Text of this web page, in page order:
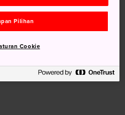
menggunakan bus.
15 menit dengan bus dari
turunlah di halte Myooin-mae.
15 menit dari sini.
Pilihan
Cookie